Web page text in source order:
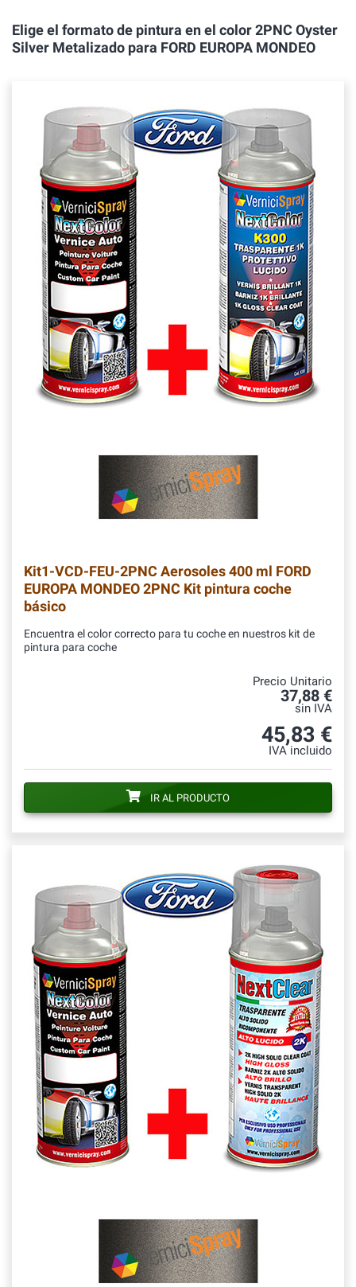
Elige el formato de pintura en el color 2PNC Oyster
Silver Metalizado para FORD EUROPA MONDEO
Kit1-VCD-FEU-2PNC Aerosoles 400 ml FORD
EUROPA MONDEO 2PNC Kit pintura coche
básico
Encuentra el color correcto para tu coche en nuestros kit de
pintura para coche
Precio Unitario
37,88 €
sin IVA
45,83 €
IVA incluido
IR AL PRODUCTO